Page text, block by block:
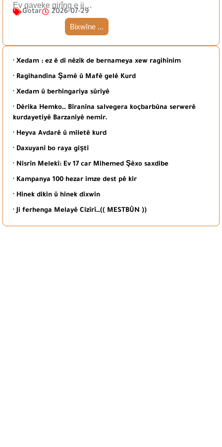
Ev gaveke girîng e ji…
Gotar 2026-07-29
Bixwîne ...
· Xedam : ez ê di nêzîk de bernameya xew ragihînim
· Ragihandina Şamê û Mafê gelê Kurd
· Xedam û berhingariya sûriyê
· Dêrika Hemko… Bîranîna salvegera koçbarbûna serwerê
kurdayetiyê Barzaniyê nemir.
· Heyva Avdarê û miletê kurd
· Daxuyanî bo raya giştî
· Nisrîn Melekî: Ev 17 car Mihemed Şêxo saxdibe
· Kampanya 100 hezar imze dest pê kir
· Hinek dikin û hinek dixwin
· Ji ferhenga Melayê Cizîrî…(( MESTBÛN ))